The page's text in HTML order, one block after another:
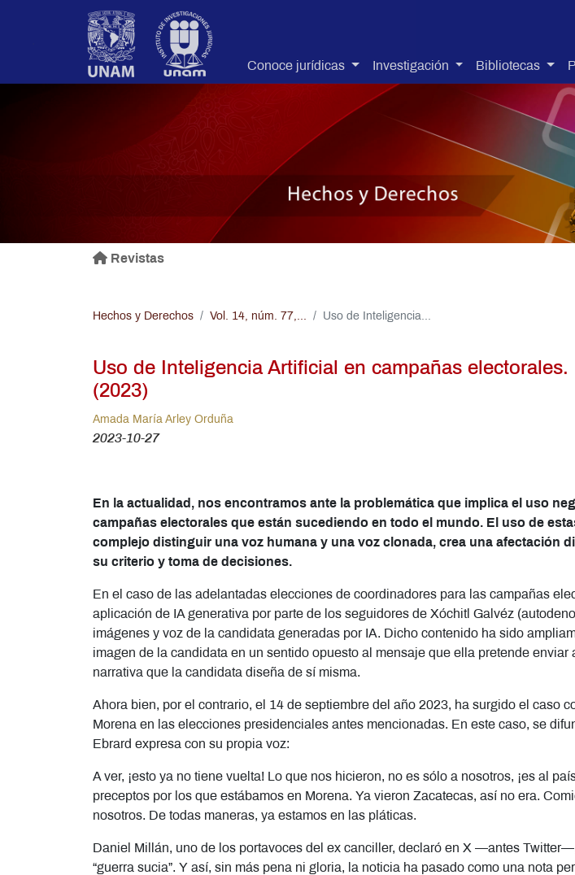
Conoce jurídicas Investigación Bibliotecas
Revistas
Hechos y Derechos Vol. 14, núm. 77,... Uso de Inteligencia...
Uso de Inteligencia Artificial en campañas
(2023)
Amada María Arley Orduña
2023-10-27
En la actualidad, nos encontramos ante la problemática que implica el uso
campañas electorales que están sucediendo en todo el mundo. El uso de
complejo distinguir una voz humana y una voz clonada, crea una afectación
su criterio y toma de decisiones.
En el caso de las adelantadas elecciones de coordinadores para las campañas
aplicación de IA generativa por parte de los seguidores de Xóchitl Galvéz
imágenes y voz de la candidata generadas por IA. Dicho contenido ha sido
imagen de la candidata en un sentido opuesto al mensaje que ella pretende
narrativa que la candidata diseña de sí misma.
Ahora bien, por el contrario, el 14 de septiembre del año 2023, ha surgido el caso
Morena en las elecciones presidenciales antes mencionadas. En este caso, se
Ebrard expresa con su propia voz:
A ver, ¡esto ya no tiene vuelta! Lo que nos hicieron, no es sólo a nosotros, ¡es al
preceptos por los que estábamos en Morena. Ya vieron Zacatecas, así no era.
nosotros. De todas maneras, ya estamos en las pláticas.
Daniel Millán, uno de los portavoces del ex canciller, declaró en X —antes
“guerra sucia”. Y así, sin más pena ni gloria, la noticia ha pasado como una nota